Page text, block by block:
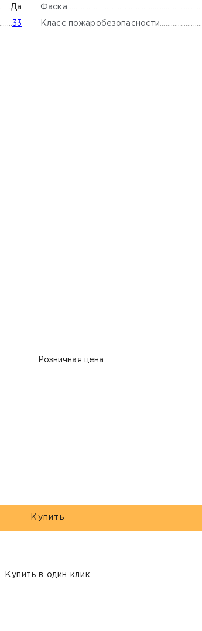
Да
33
Фаска
Класс пожаробезопасности
Розничная цена
Купить
Купить в один клик